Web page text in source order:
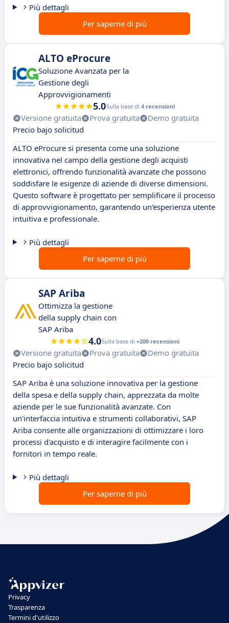
Più dettagli
Per saperne di più
ALTO eProcure
Soluzione Avanzata per la
Gestione degli
Approvvigionamenti
5.0Sulla base di 4 recensioni
Versione gratuita Prova gratuita
Demo gratuita
Precio bajo solicitud
ALTO eProcure si presenta come una soluzione
innovativa nel campo della gestione degli acquisti
elettronici, offrendo funzionalità avanzate che possono
soddisfare le esigenze di aziende di diverse dimensioni.
Questo software è progettato per semplificare il processo
di approvvigionamento, garantendo un'esperienza utente
intuitiva e professionale.
Più dettagli
Per saperne di più
SAP Ariba
Ottimizza la gestione
della supply chain con
SAP Ariba
4.0Sulla base di +200 recensioni
Versione gratuita Prova gratuita
Demo gratuita
Precio bajo solicitud
SAP Ariba è una soluzione innovativa per la gestione
della spesa e della supply chain, apprezzata da molte
aziende per le sue funzionalità avanzate. Con
un'interfaccia intuitiva e strumenti collaborativi, SAP
Ariba consente alle organizzazioni di ottimizzare i loro
processi d'acquisto e di interagire facilmente con i
fornitori in tempo reale.
Più dettagli
Per saperne di più
Privacy
Trasparenza
Termini d'utilizzo